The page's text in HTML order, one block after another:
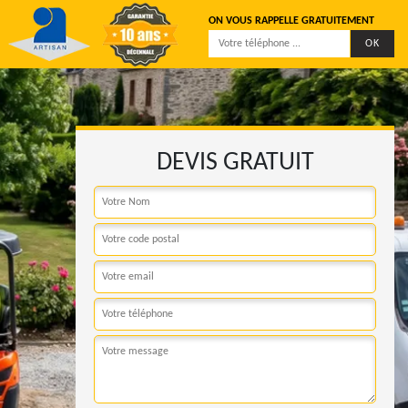
ON VOUS RAPPELLE GRATUITEMENT
DEVIS GRATUIT